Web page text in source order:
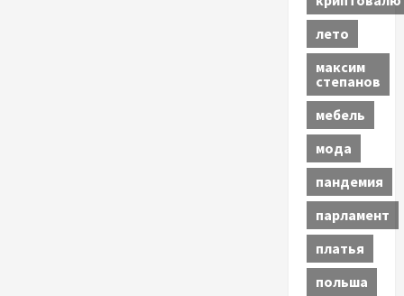
лето
максим
степанов
мебель
мода
пандемия
парламент
платья
польша